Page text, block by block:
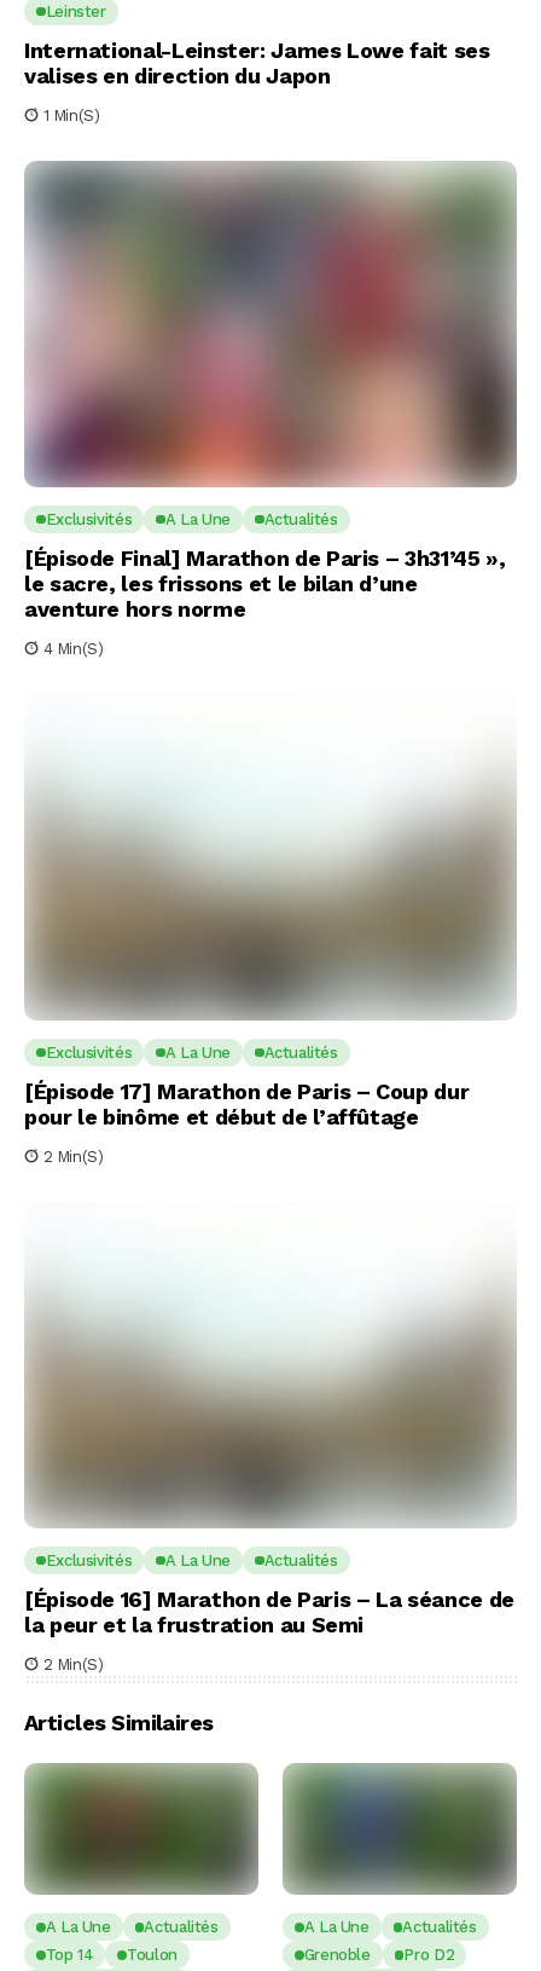
Leinster
International-Leinster: James Lowe fait ses
valises en direction du Japon
1 Min(s)
Exclusivités A La Une Actualités
[Épisode Final] Marathon de Paris – 3h31’45 »,
le sacre, les frissons et le bilan d’une
aventure hors norme
4 Min(s)
Exclusivités A La Une Actualités
[Épisode 17] Marathon de Paris – Coup dur
pour le binôme et début de l’affûtage
2 Min(s)
Exclusivités A La Une Actualités
[Épisode 16] Marathon de Paris – La séance de
la peur et la frustration au Semi
2 Min(s)
Articles Similaires
A La Une
Actualités
Top 14
Toulon
A La Une
Actualités
Grenoble
Pro D2